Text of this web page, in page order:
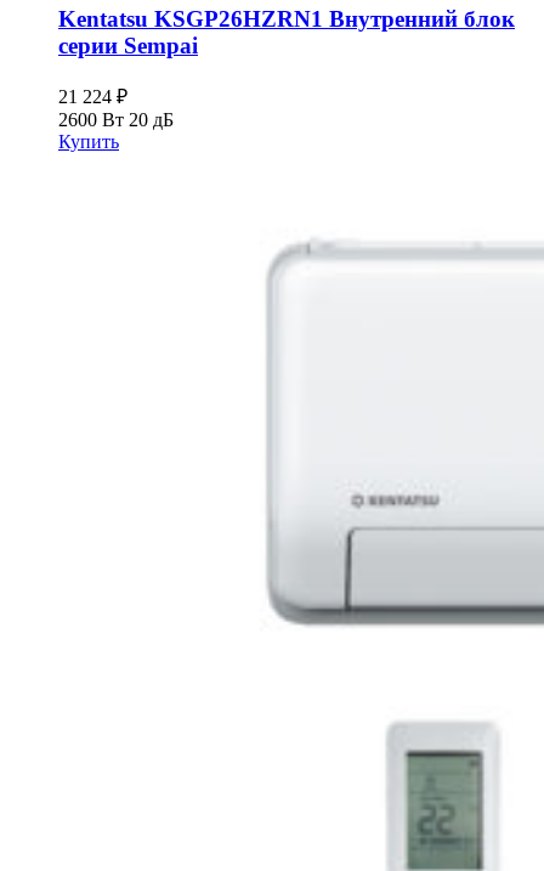
Kentatsu KSGP26HZRN1 Внутренний блок
серии Sempai
21 224 ₽
2600 Вт 20 дБ
Купить